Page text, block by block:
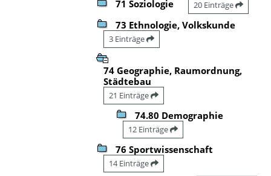
71 Soziologie 20 Einträge
73 Ethnologie, Volkskunde
3 Einträge
74 Geographie, Raumordnung,
Städtebau
21 Einträge
74.80 Demographie
12 Einträge
76 Sportwissenschaft
14 Einträge